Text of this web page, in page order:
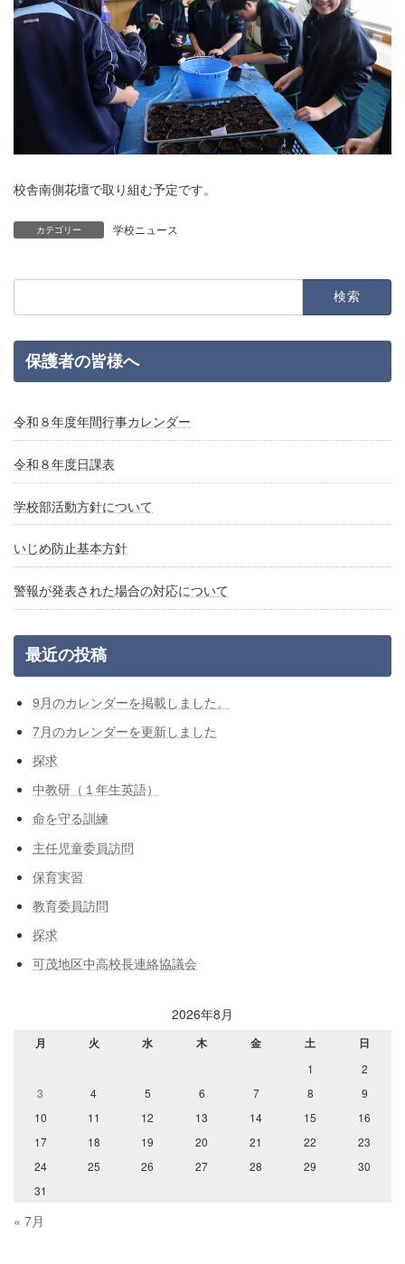
校舎南側花壇で取り組む予定です。
カテゴリー 学校ニュース
保護者の皆様へ
令和８年度年間行事カレンダー
令和８年度日課表
学校部活動方針について
いじめ防止基本方針
警報が発表された場合の対応について
最近の投稿
9月のカレンダーを掲載しました。
7月のカレンダーを更新しました
探求
中教研（１年生英語）
命を守る訓練
主任児童委員訪問
保育実習
教育委員訪問
探求
可茂地区中高校長連絡協議会
2026年8月
月 火 水 木 金 土 日
1
2
3
4 5 6 7 8
9
10
11 12 13 14 15
16
17
18 19 20 21 22
23
24
25 26 27 28 29
30
31
« 7月